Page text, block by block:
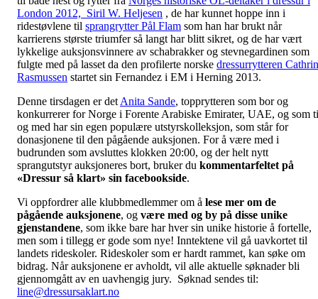
London 2012, Siril W. Heljesen , de har kunnet hoppe inn i
ridestøvlene til sprangrytter Pål Flam som han har brukt når
karrierens største triumfer så langt har blitt sikret, og de har vært
lykkelige auksjonsvinnere av schabrakker og stevnegardinen som
fulgte med på lasset da den profilerte norske dressurrytteren
Rasmussen startet sin Fernandez i EM i Herning 2013.
Denne tirsdagen er detAnita Sande, topprytteren som bor og
konkurrerer for Norge i Forente Arabiske Emirater, UAE, og som
og med har sin egen populære utstyrskolleksjon, som står for
donasjonene til den pågående auksjonen. For å være med i
budrunden som avsluttes klokken 20:00, og der helt nytt
sprangutstyr auksjoneres bort, bruker du kommentarfeltet på
«Dressur så klart» sin facebookside.
Vi oppfordrer alle klubbmedlemmer om å lese mer om de
pågående auksjonene, og være med og by på disse unike
gjenstandene, som ikke bare har hver sin unike historie å fortelle,
men som i tillegg er gode som nye! Inntektene vil gå uavkortet til
landets rideskoler. Rideskoler som er hardt rammet, kan søke om
bidrag. Når auksjonene er avholdt, vil alle aktuelle søknader bli
gjennomgått av en uavhengig jury. Søknad sendes til:
line@dressursaklart.no